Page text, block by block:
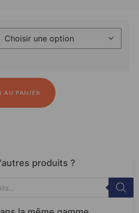
AU PANIER
produits ?